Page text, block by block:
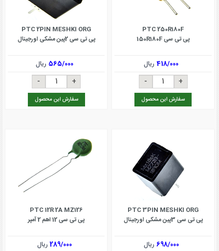
PTC 250R180F
پی تی سی 150R180F
418/000ریال
سفارش این محصول
PTC 2PIN MESHKI ORG
پی تی سی 2پین مشکی اورجینال
565/000 ریال
سفارش این محصول
PTC 3PIN MESHKI ORG
پی تی سی 3پین مشکی اورجینال
698/000 ریال
PTC 12R 2A MZ126
پی تی سی 12 اهم 2 آمپر
289/000ریال